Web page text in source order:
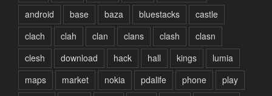
android
base baza bluestacks
castle
clach
clah clan clans clash
clasn
clesh
download hack hall kings
lumia
maps
market nokia pdalife phone
play